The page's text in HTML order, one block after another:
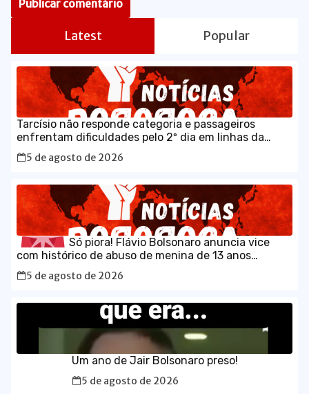
Latest Popular
Tarcísio não responde categoria e passageiros
enfrentam dificuldades pelo 2º dia em linhas da
CPTM
5 de agosto de 2026
Só piora! Flávio Bolsonaro anuncia vice
com histórico de abuso de menina de 13 anos
5 de agosto de 2026
Um ano de Jair Bolsonaro preso!
5 de agosto de 2026